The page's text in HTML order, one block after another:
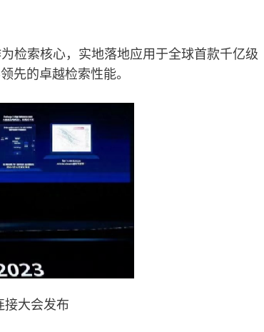
检索核心，实地落地应用于全球首款千亿级
先的卓越检索性能。
接大会发布